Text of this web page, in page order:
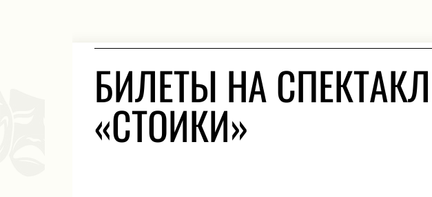
БИЛЕТЫ НА
«СТОИКИ»